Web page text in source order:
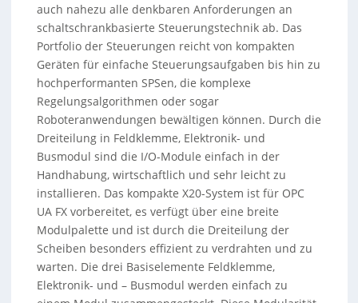
auch nahezu alle denkbaren Anforderungen an
schaltschrankbasierte Steuerungstechnik ab. Das
Portfolio der Steuerungen reicht von kompakten
Geräten für einfache Steuerungsaufgaben bis hin zu
hochperformanten SPSen, die komplexe
Regelungsalgorithmen oder sogar
Roboteranwendungen bewältigen können. Durch die
Dreiteilung in Feldklemme, Elektronik- und
Busmodul sind die I/O-Module einfach in der
Handhabung, wirtschaftlich und sehr leicht zu
installieren. Das kompakte X20-System ist für OPC
UA FX vorbereitet, es verfügt über eine breite
Modulpalette und ist durch die Dreiteilung der
Scheiben besonders effizient zu verdrahten und zu
warten. Die drei Basiselemente Feldklemme,
Elektronik- und – Busmodul werden einfach zu